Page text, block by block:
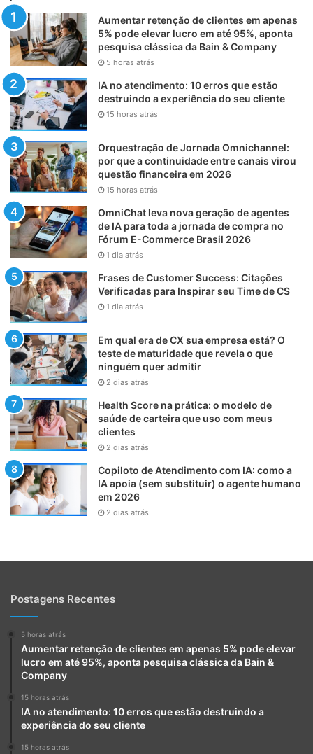
Aumentar retenção de clientes em apenas
5% pode elevar lucro em até 95%, aponta
pesquisa clássica da Bain & Company
5 horas atrás
IA no atendimento: 10 erros que estão
destruindo a experiência do seu cliente
15 horas atrás
Orquestração de Jornada Omnichannel:
por que a continuidade entre canais virou
questão financeira em 2026
15 horas atrás
OmniChat leva nova geração de agentes
de IA para toda a jornada de compra no
Fórum E-Commerce Brasil 2026
1 dia atrás
Frases de Customer Success: Citações
Verificadas para Inspirar seu Time de CS
1 dia atrás
Em qual era de CX sua empresa está? O
teste de maturidade que revela o que
ninguém quer admitir
2 dias atrás
Health Score na prática: o modelo de
saúde de carteira que uso com meus
clientes
2 dias atrás
Copiloto de Atendimento com IA: como a
IA apoia (sem substituir) o agente humano
em 2026
2 dias atrás
Postagens Recentes
5 horas atrás
Aumentar retenção de clientes em apenas 5% pode elevar
lucro em até 95%, aponta pesquisa clássica da Bain &
Company
15 horas atrás
IA no atendimento: 10 erros que estão destruindo a
experiência do seu cliente
15 horas atrás